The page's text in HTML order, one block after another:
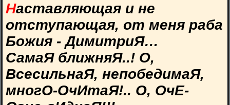
Наставляющая и не
отступающая, от меня раба
Божия - ДимитриЯ…
СамаЯ ближняЯ..! О,
ВсесильнаЯ, непобедимаЯ,
многО-ОчИтаЯ!.. О, ОчЕ-